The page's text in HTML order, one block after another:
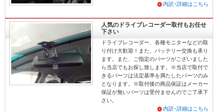
内訳･詳細はこちら
人気のドライブレコーダー取付もお任せ
下さい
ドライブレコーダー、各種モニターなどの取
り付け大歓迎！また、バッテリー交換も承り
ます。また、ご指定のパーツがございました
ら当店でもお探し致します。※当店で取付で
きるパーツは法定基準を満たしたパーツのみ
となります。※取付後の商品保証はメーカー
保証が無いパーツは受付ませんのでご了承下
さい。
内訳･詳細はこちら